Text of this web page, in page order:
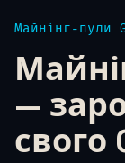
Майнінг-пули
—
свого